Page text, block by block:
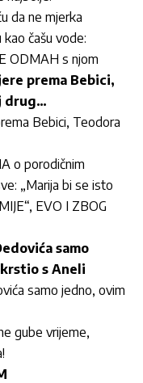
da ne mjerka
čašu vode:
ODMAH s njom
prema Bebici,
drug…
Bebici, Teodora
o porodičnim
„Marija bi se isto
EVO I ZBOG
samo
s Aneli
samo jedno, ovim
gube vrijeme,